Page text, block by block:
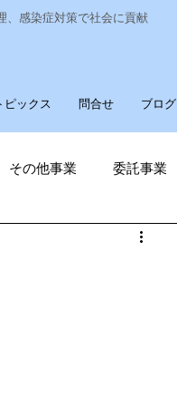
、感染症対策で社会に貢献
ピックス 問合せ ブログ
その他事業 委託事業